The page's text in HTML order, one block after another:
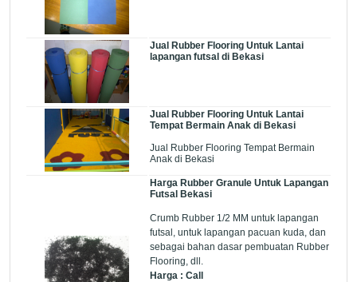
Jual Rubber Flooring Untuk Lantai
lapangan futsal di Bekasi
Jual Rubber Flooring Untuk Lantai
Tempat Bermain Anak di Bekasi
Jual Rubber Flooring Tempat Bermain
Anak di Bekasi
Harga Rubber Granule Untuk Lapangan
Futsal Bekasi
Crumb Rubber 1/2 MM untuk lapangan
futsal, untuk lapangan pacuan kuda, dan
sebagai bahan dasar pembuatan Rubber
Flooring, dll.
Harga : Call